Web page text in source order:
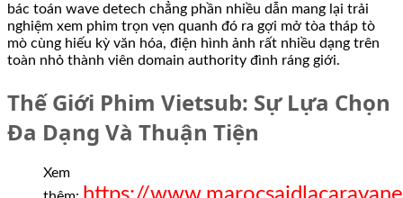
bác toán wave detech chẳng phần nhiều dẫn mang lại trải
nghiệm xem phim trọn vẹn quanh đó ra gợi mở tòa tháp tò
mò cùng hiếu kỳ văn hóa, điện hình ảnh rất nhiều dạng trên
toàn nhỏ thành viên domain authority đình ráng giới.
Thế Giới Phim Vietsub: Sự Lựa Chọn
Đa Dạng Và Thuận Tiện
Xem